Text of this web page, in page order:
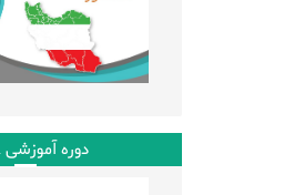
دوره آموزشی PDIA